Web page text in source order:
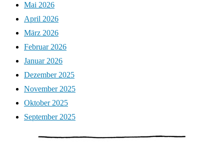
Mai 2026
April 2026
März 2026
Februar 2026
Januar 2026
Dezember 2025
November 2025
Oktober 2025
September 2025